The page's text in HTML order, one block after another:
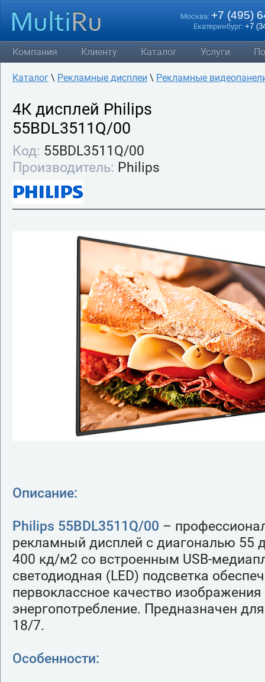
Москва: +7 (495)
Екатеринбург: +7
Компания Клиенту Каталог Услуги
Каталог \ Рекламные дисплеи \ Рекламные
4К дисплей Philips
55BDL3511Q/00
Код: 55BDL3511Q/00
Производитель: Philips
Описание:
Philips 55BDL3511Q/00 –
рекламный дисплей с диагональю 55
400 кд/м2 со встроенным USB-
светодиодная (LED) подсветка
первоклассное качество изображения
энергопотребление. Предназначен
18/7.
Особенности: